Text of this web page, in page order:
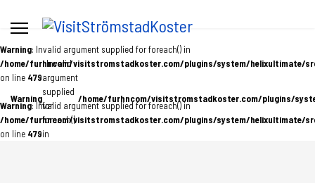
Warning
: Invalid
argument
supplied
for
foreach()
in
/home/furhncom/visitstromstadkoster.com/plugins/
Warning: Invalid argument supplied for foreach() in
/home/furhncom/visitstromstadkoster.com/plugins/system/helixultimate/
on line 479
Warning: Invalid argument supplied for foreach() in
/home/furhncom/visitstromstadkoster.com/plugins/system/helixultimate/
on line 479